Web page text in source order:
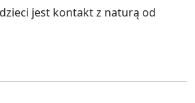
jest kontakt z naturą od